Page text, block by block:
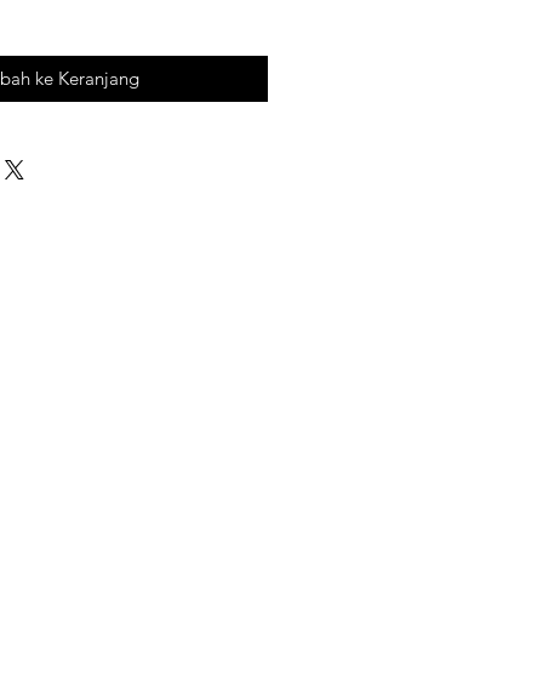
ke Keranjang